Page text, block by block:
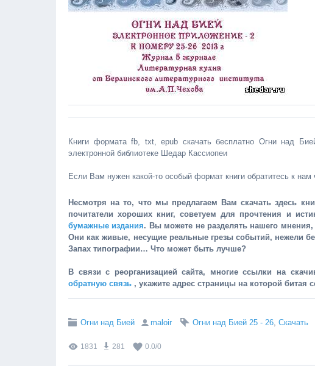
Книги формата fb, txt, epub скачать бесплатно Огни над
электронной библиотеке Шедар Кассиопеи
Если Вам нужен какой-то особый формат книги обратитесь к нам
Несмотря на то, что мы предлагаем Вам скачать здесь
почитатели хороших книг, советуем для прочтения и
бумажные издания. Вы можете не разделять нашего
Они как живые, несущие реальные грезы событий, нежели
Запах типографии… Что может быть лучше?
В связи с реорганизацией сайта, многие ссылки на
обратную связь , укажите адрес страницы на которой
Огни над Бией maloir Огни над Бией 25 - 26, Скачать
1831 281 0.0/0